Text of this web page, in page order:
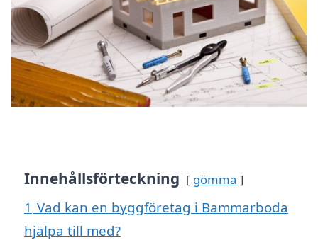
Innehållsförteckning gömma
1 Vad kan en byggföretag i Bammarboda
hjälpa till med?